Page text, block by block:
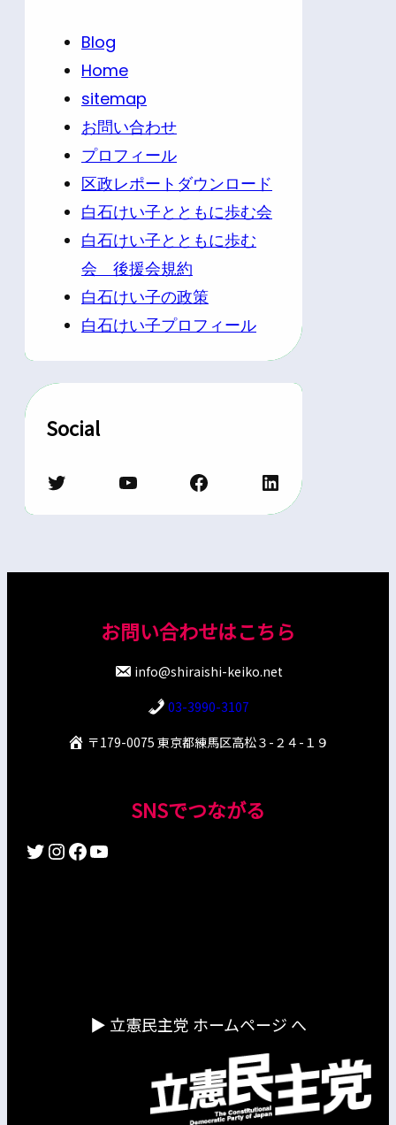
Blog
Home
sitemap
お問い合わせ
プロフィール
区政レポートダウンロード
白石けい子とともに歩む会
白石けい子とともに歩む
会 後援会規約
白石けい子の政策
白石けい子プロフィール
Social
Twitter YouTube Facebook LinkedIn
お問い合わせはこちら
info@shiraishi-keiko.net
03-3990-3107
〒179-0075 東京都練馬区高松３-２４-１９
SNSでつながる
Twitter InstagramFacebook YouTube
▶︎ 立憲民主党 ホームページ へ